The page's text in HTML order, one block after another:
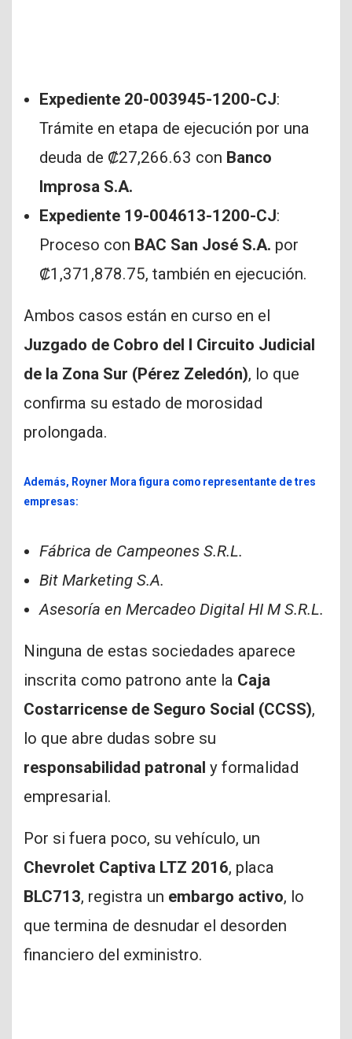
Expediente 20-003945-1200-CJ:
Trámite en etapa de ejecución por una
deuda de ₡27,266.63 con Banco
Improsa S.A.
Expediente 19-004613-1200-CJ:
Proceso con BAC San José S.A. por
₡1,371,878.75, también en ejecución.
Ambos casos están en curso en el
Juzgado de Cobro del I Circuito Judicial
de la Zona Sur (Pérez Zeledón), lo que
confirma su estado de morosidad
prolongada.
Además, Royner Mora figura como representante de tres
empresas:
Fábrica de Campeones S.R.L.
Bit Marketing S.A.
Asesoría en Mercadeo Digital HI M S.R.L.
Ninguna de estas sociedades aparece
inscrita como patrono ante la Caja
Costarricense de Seguro Social (CCSS),
lo que abre dudas sobre su
responsabilidad patronal y formalidad
empresarial.
Por si fuera poco, su vehículo, un
Chevrolet Captiva LTZ 2016, placa
BLC713, registra un embargo activo, lo
que termina de desnudar el desorden
financiero del exministro.